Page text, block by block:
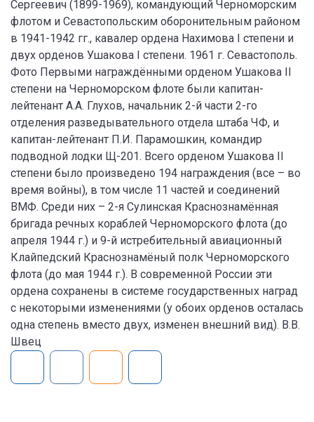
Сергеевич (1899-1969), командующий Черноморским
флотом и Севастопольским оборонительным районом
в 1941-1942 гг., кавалер ордена Нахимова I степени и
двух орденов Ушакова I степени. 1961 г. Севастополь.
Фото Первыми награждёнными орденом Ушакова II
степени на Черноморском флоте были капитан-
лейтенант А.А. Глухов, начальник 2-й части 2-го
отделения разведывательного отдела штаба ЧФ, и
капитан-лейтенант П.И. Парамошкин, командир
подводной лодки Щ-201. Всего орденом Ушакова II
степени было произведено 194 награждения (все – во
время войны), в том числе 11 частей и соединений
ВМФ. Среди них – 2-я Сулинская Краснознамённая
бригада речных кораблей Черноморского флота (до
апреля 1944 г.) и 9-й истребительный авиационный
Клайпедский Краснознамёный полк Черноморского
флота (до мая 1944 г.). В современной России эти
ордена сохранены в системе государственных наград
с некоторыми изменениями (у обоих орденов осталась
одна степень вместо двух, изменен внешний вид). В.В.
Швец